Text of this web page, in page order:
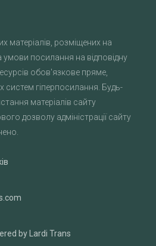
матеріалів, розміщених на
умови посилання на відповідну
обов'язкове пряме,
систем гіперпосилання. Будь-
матеріалів сайту
дозволу адміністрації сайту
by Lardi Trans